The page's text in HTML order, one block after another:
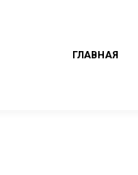
ГЛАВНАЯ